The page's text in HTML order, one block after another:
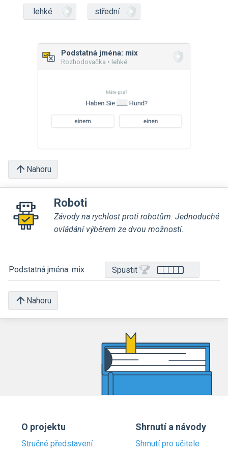
lehké
střední
Podstatná jména: mix
Rozhodovačka • lehké
Nahoru
Roboti
Závody na rychlost proti robotům. Jednoduché
ovládání výběrem ze dvou možností.
Podstatná jména: mix Spustit
Nahoru
O projektu
Stručné představení
Shrnutí a návody
Shrnutí pro učitele